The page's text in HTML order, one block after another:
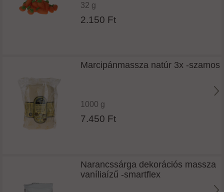
32 g
2.150 Ft
Marcipánmassza natúr 3x -szamos
1000 g
7.450 Ft
Narancssárga dekorációs massza
vaníliaízű -smartflex